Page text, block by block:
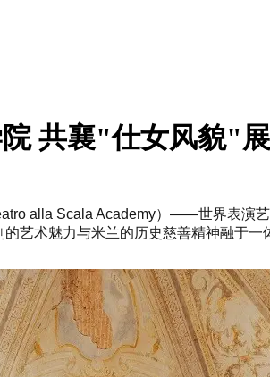
共襄"仕女风貌"
alla Scala Academy）——世界表演
艺术魅力与米兰的历史慈善精神融于一